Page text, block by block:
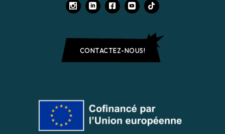
CONTACTEZ-NOUS!